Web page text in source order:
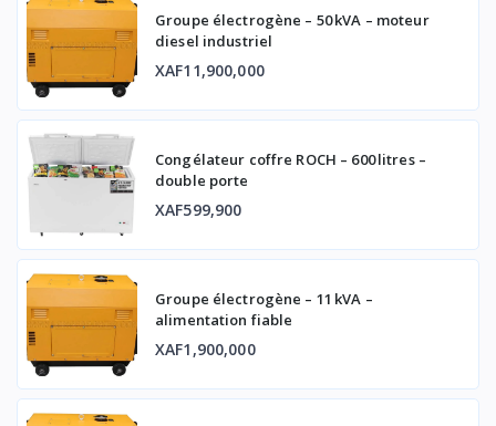
Groupe électrogène – 50 kVA – moteur
diesel industriel
XAF11,900,000
Congélateur coffre ROCH – 600 litres –
double porte
XAF599,900
Groupe électrogène – 11 kVA –
alimentation fiable
XAF1,900,000